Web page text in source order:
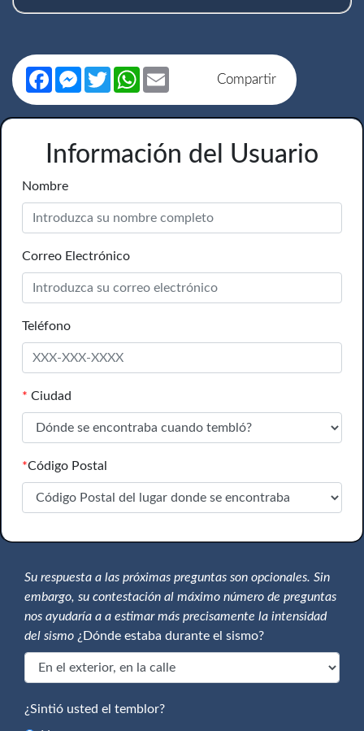
Compartir
FacebookMessenger
TwitterWhatsApp
Información del Usuario
Nombre
Correo Electrónico
Teléfono
* Ciudad
*Código Postal
Su respuesta a las próximas preguntas son opcionales. Sin
embargo, su contestación al máximo número de preguntas
nos ayudaría a a estimar más precisamente la intensidad
del sismo ¿Dónde estaba durante el sismo?
¿Sintió usted el temblor?